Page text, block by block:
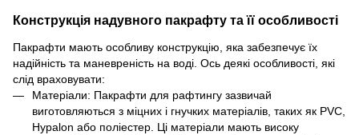
Конструкція надувного пакрафту та її особливості
Пакрафти мають особливу конструкцію, яка забезпечує їх
надійність та маневреність на воді. Ось деякі особливості, які
слід враховувати:
Матеріали: Пакрафти для рафтингу зазвичай
виготовляються з міцних і гнучких матеріалів, таких як PVC,
Hypalon або поліестер. Ці матеріали мають високу